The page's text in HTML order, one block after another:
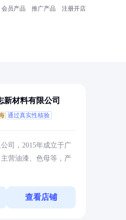
会员产品 推广产品 注册开店
新材料有限公司
通过真实性核验
司，2015年成立于广
营油漆、色母等，产
查看店铺